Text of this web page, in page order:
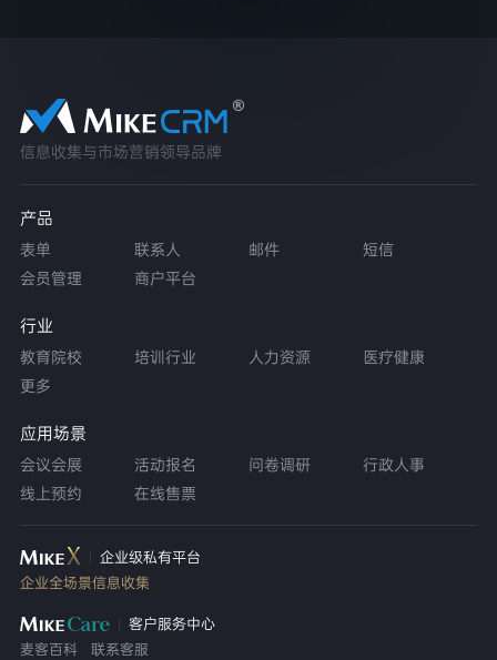
信息收集与市场营销领导品牌
产品
表单 联系人 邮件
短信
会员管理
商户平台
行业
教育院校 培训行业 人力资源
医疗健康
更多
应用场景
会议会展 活动报名 问卷调研
行政人事
线上预约
在线售票
企业级私有平台
企业全场景信息收集
客户服务中心
麦客百科
联系客服